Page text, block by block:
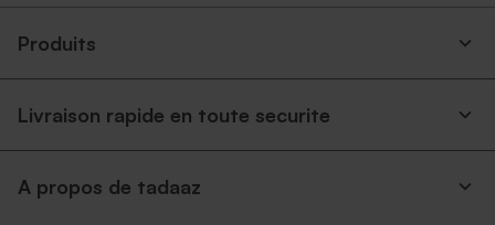
Produits
Livraison rapide en toute securite
A propos de tadaaz